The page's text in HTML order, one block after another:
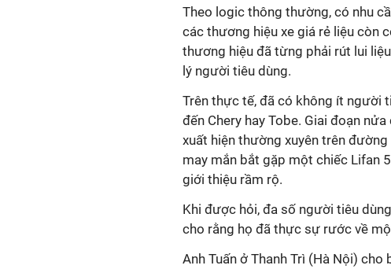
Theo logic thông thường, có nhu
các thương hiệu xe giá rẻ liệu còn
thương hiệu đã từng phải rút lui
lý người tiêu dùng.
Trên thực tế, đã có không ít người
đến Chery hay Tobe. Giai đoạn
xuất hiện thường xuyên trên
may mắn bắt gặp một chiếc Lifan
giới thiệu rầm rộ.
Khi được hỏi, đa số người tiêu
cho rằng họ đã thực sự rước về
Anh Tuấn ở Thanh Trì (Hà Nội)